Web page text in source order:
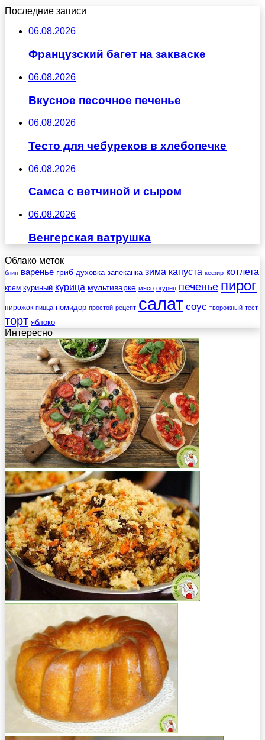
Последние записи
06.08.2026
Французский багет на закваске
06.08.2026
Вкусное песочное печенье
06.08.2026
Тесто для чебуреков в хлебопечке
06.08.2026
Самса с ветчиной и сыром
06.08.2026
Венгерская ватрушка
Облако меток
блин варенье гриб духовка запеканка зима капуста кефир котлета
крем куриный курица мультиварке мясо огурец печенье пирог
пирожок пицца помидор простой рецепт салат соус творожный тест
торт яблоко
Интересно